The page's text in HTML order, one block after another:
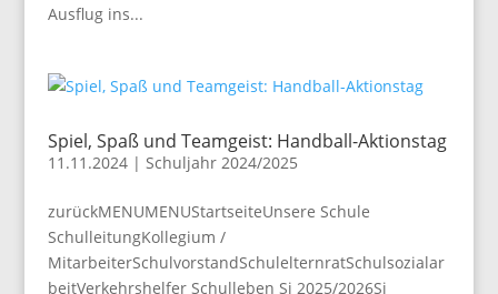
Ausflug ins...
Spiel, Spaß und Teamgeist: Handball-Aktionstag
11.11.2024| Schuljahr 2024/2025
zurückMENUMENUStartseiteUnsere Schule
SchulleitungKollegium /
MitarbeiterSchulvorstandSchulelternratSchulsozialar
beitVerkehrshelfer Schulleben Sj 2025/2026Sj